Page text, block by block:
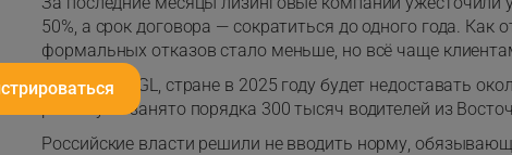
50%, а срок договора — сократиться до одного года. Как
формальных отказов стало меньше, но всё чаще
По оценке BGL, стране в 2025 году будет недоставать
рынке уже занято порядка 300 тысяч водителей из
Российские власти решили не вводить норму,